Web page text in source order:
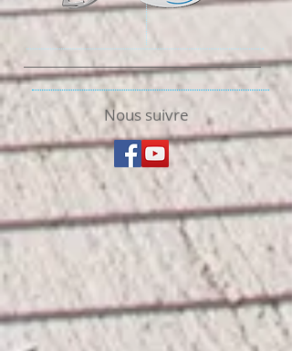
Nous suivre